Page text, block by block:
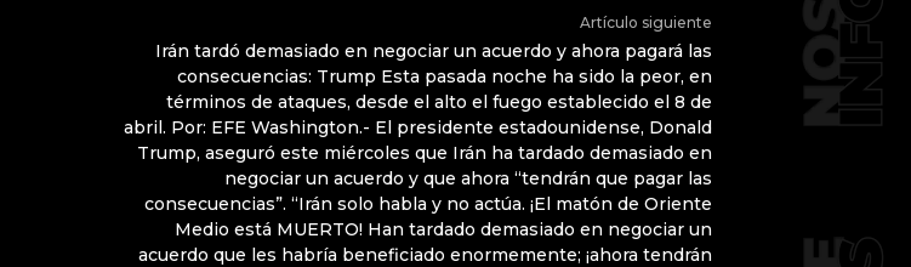
Artículo siguiente
Irán tardó demasiado en negociar un acuerdo y ahora pagará las
consecuencias: Trump Esta pasada noche ha sido la peor, en
términos de ataques, desde el alto el fuego establecido el 8 de
abril. Por: EFE Washington.- El presidente estadounidense, Donald
Trump, aseguró este miércoles que Irán ha tardado demasiado en
negociar un acuerdo y que ahora “tendrán que pagar las
consecuencias”. “Irán solo habla y no actúa. ¡El matón de Oriente
Medio está MUERTO! Han tardado demasiado en negociar un
acuerdo que les habría beneficiado enormemente; ¡ahora tendrán